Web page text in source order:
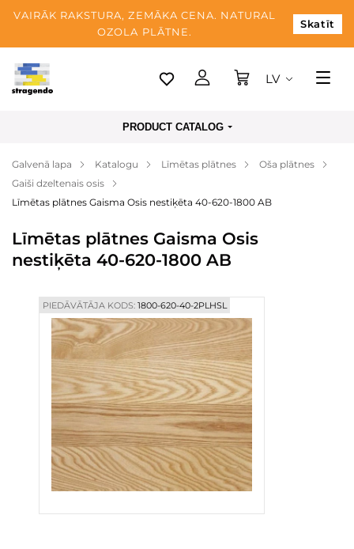
VAIRĀK RAKSTURA, ZEMĀKA CENA. NATURAL
OZOLA PLĀTNE.
Skatīt
Tallina
Apmaksa
Par mums
Blogs
Kontaktinformācija
LV
PRODUCT CATALOG
Galvenā lapa Katalogu Līmētas plātnes
Oša plātnes
Gaiši dzeltenais osis
Līmētas plātnes Gaisma Osis nestiķēta 40-620-1800 AB
Līmētas plātnes Gaisma Osis
nestiķēta 40-620-1800 AB
PIEDĀVĀTĀJA KODS:1800-620-40-2PLHSL